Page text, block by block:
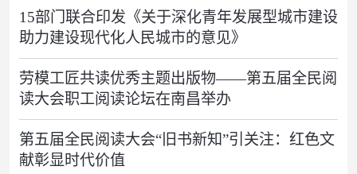
15部门联合印发《关于深化青年发展型城市建设
助力建设现代化人民城市的意见》
劳模工匠共读优秀主题出版物——第五届全民阅
读大会职工阅读论坛在南昌举办
第五届全民阅读大会“旧书新知”引关注：红色文
献彰显时代价值